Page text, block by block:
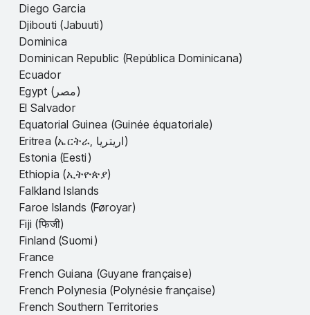
Diego Garcia
Djibouti (Jabuuti)
Dominica
Dominican Republic (República Dominicana)
Ecuador
Egypt (مصر)
El Salvador
Equatorial Guinea (Guinée équatoriale)
Eritrea (ኤርትራ, اريتريا)
Estonia (Eesti)
Ethiopia (ኢትዮጵያ)
Falkland Islands
Faroe Islands (Føroyar)
Fiji (फिजी)
Finland (Suomi)
France
French Guiana (Guyane française)
French Polynesia (Polynésie française)
French Southern Territories